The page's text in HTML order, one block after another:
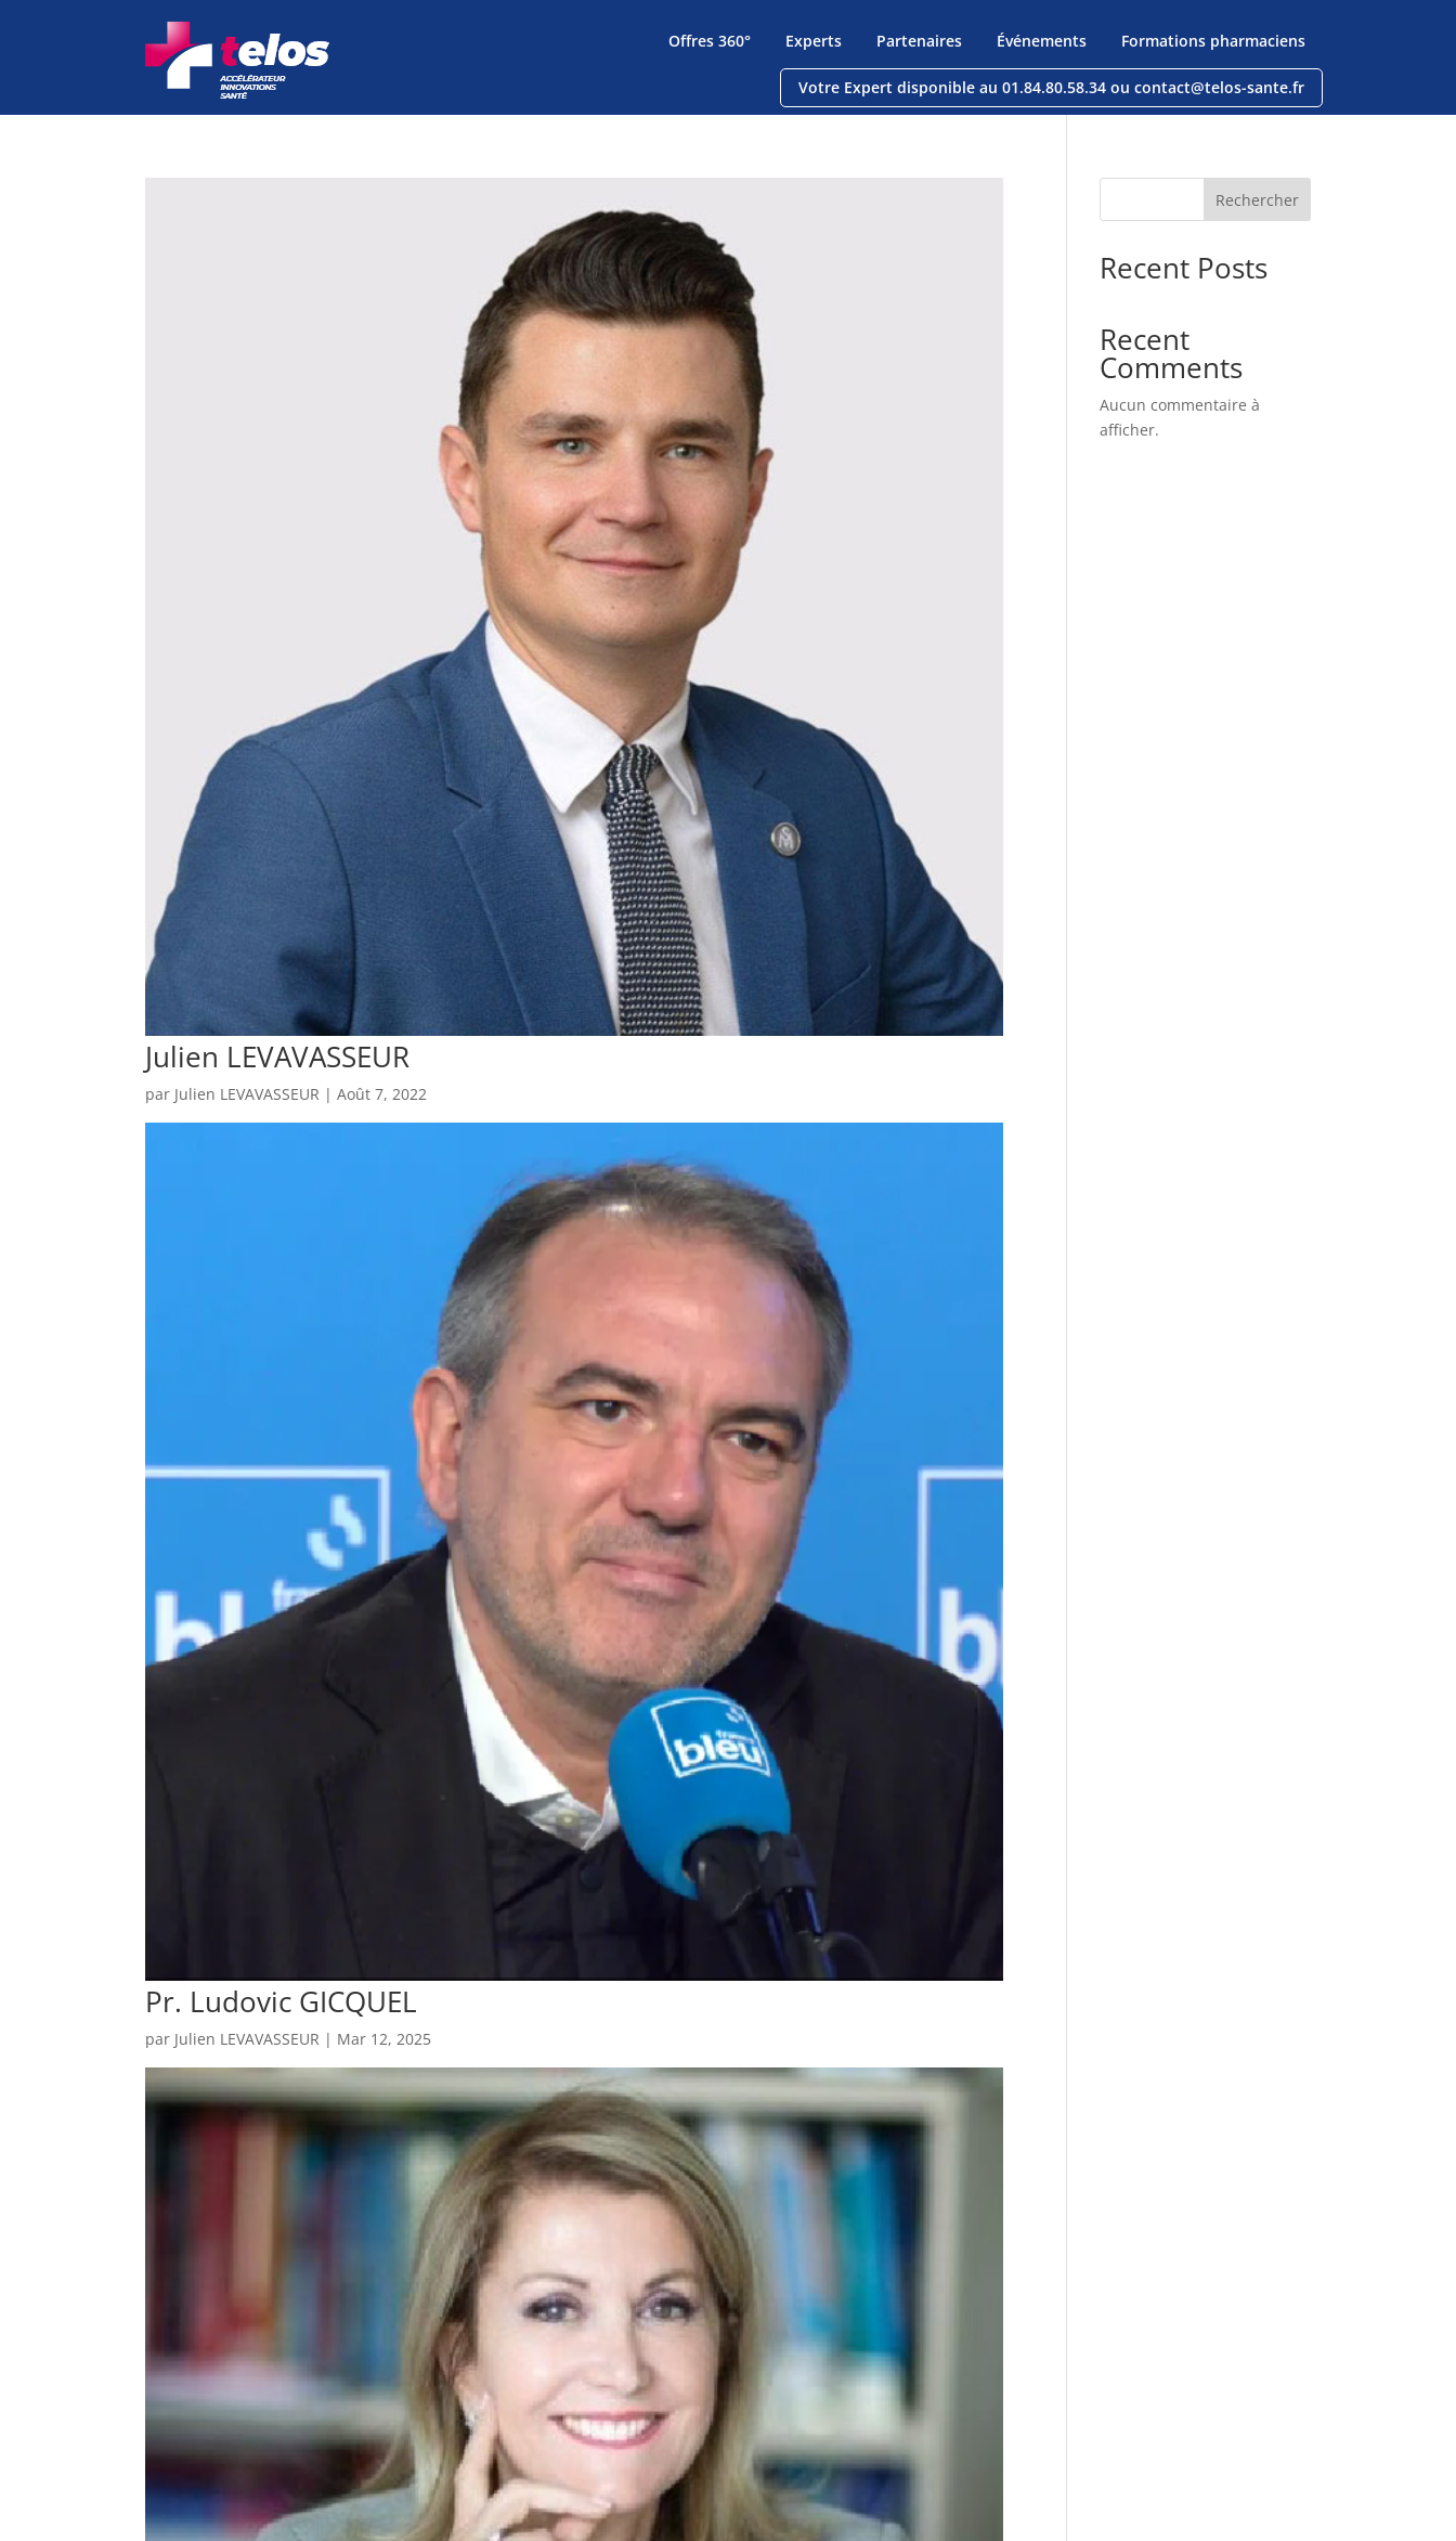
Offres 360° Experts Partenaires Événements Formations pharmaciens
Votre Expert disponible au 01.84.80.58.34 ou contact@telos-sante.fr
Julien LEVAVASSEUR
par Julien LEVAVASSEUR |Août 7, 2022
Pr. Ludovic GICQUEL
par Julien LEVAVASSEUR | Mar 12, 2025
Rechercher
Recent Posts
Recent
Comments
Aucun commentaire à
afficher.